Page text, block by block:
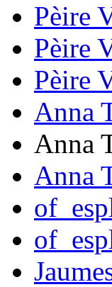
Pèire
Pèire
Pèire
Anna
Anna
Anna